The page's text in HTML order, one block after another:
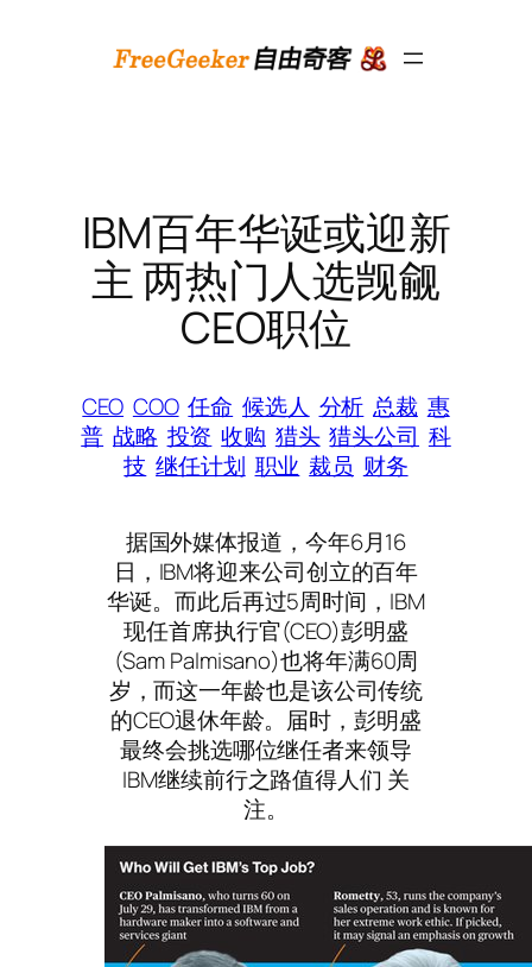
IBM百年华诞或迎新
主 两热门人选觊觎
CEO职位
CEO COO 任命 候选人 分析 总裁 惠
普 战略 投资 收购 猎头 猎头公司 科
技 继任计划 职业 裁员 财务
据国外媒体报道，今年6月16
日，IBM将迎来公司创立的百年
华诞。而此后再过5周时间，IBM
现任首席执行官(CEO)彭明盛
(Sam Palmisano)也将年满60周
岁，而这一年龄也是该公司传统
的CEO退休年龄。届时，彭明盛
最终会挑选哪位继任者来领导
IBM继续前行之路值得人们 关
注。